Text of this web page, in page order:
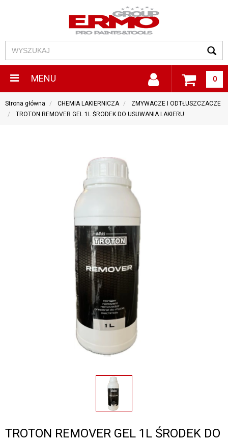
MENU 0
Strona główna CHEMIA LAKIERNICZA
ZMYWACZE I ODTŁUSZCZACZE
TROTON REMOVER GEL 1L ŚRODEK DO USUWANIA LAKIERU
TROTON REMOVER GEL 1L ŚRODEK DO